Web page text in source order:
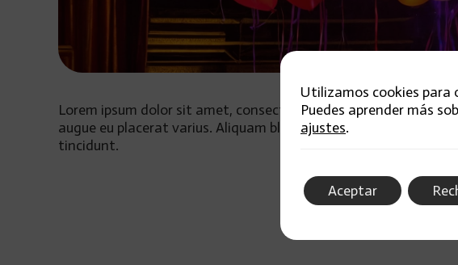
Lorem ipsum dolor sit amet, consectetur adipiscing elit. Nullam
augue eu placerat varius. Aliquam blandit ex scelerisque dolor
tincidunt.
Utilizamos cookies para
Puedes aprender más
ajustes.
Aceptar